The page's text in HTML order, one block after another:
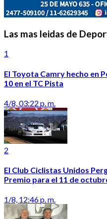
Las mas leidas de
1
El Toyota Camry hecho en
10 en el TC Pista
4/8, 03:22 p. m.
2
El Club Ciclistas Unidos
Premio para el 11 de
1/8, 12:46 p. m.